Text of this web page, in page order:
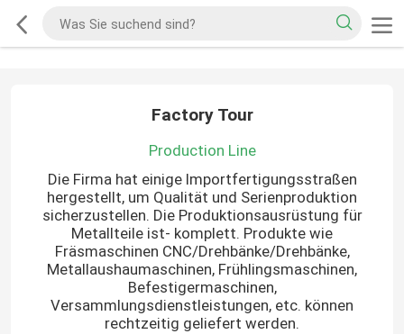
Factory Tour
Production Line
Die Firma hat einige Importfertigungsstraßen
hergestellt, um Qualität und Serienproduktion
sicherzustellen. Die Produktionsausrüstung für
Metallteile ist- komplett. Produkte wie
Fräsmaschinen CNC/Drehbänke/Drehbänke,
Metallaushaumaschinen, Frühlingsmaschinen,
Befestigermaschinen,
Versammlungsdienstleistungen, etc. können
rechtzeitig geliefert werden.